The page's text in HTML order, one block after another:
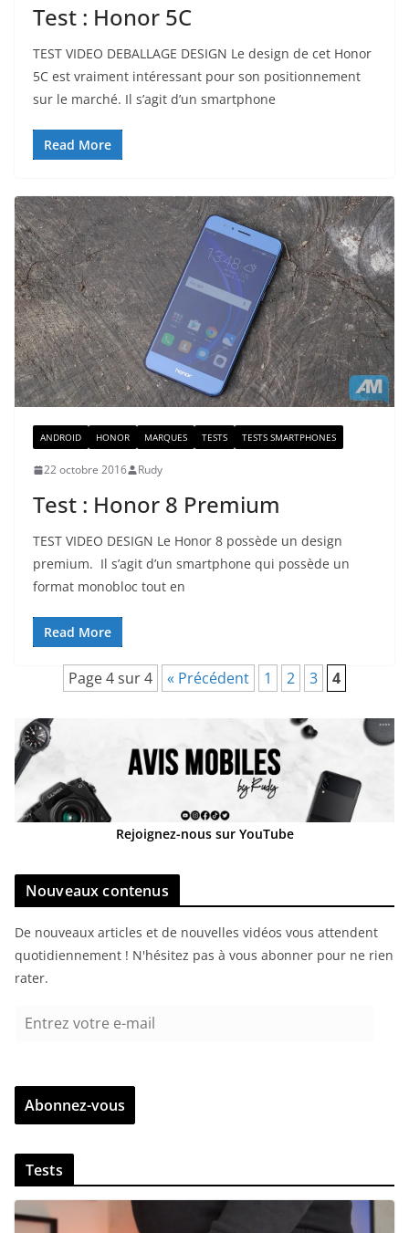
Test : Honor 5C
TEST VIDEO DEBALLAGE DESIGN Le design de cet Honor
5C est vraiment intéressant pour son positionnement
sur le marché. Il s’agit d’un smartphone
Read More
ANDROID HONOR MARQUES TESTS TESTS SMARTPHONES
22 octobre 2016 Rudy
Test : Honor 8 Premium
TEST VIDEO DESIGN Le Honor 8 possède un design
premium. Il s’agit d’un smartphone qui possède un
format monobloc tout en
Read More
Page 4 sur 4 « Précédent 1 2 3 4
Rejoignez-nous sur YouTube
Nouveaux contenus
De nouveaux articles et de nouvelles vidéos vous attendent
quotidiennement ! N'hésitez pas à vous abonner pour ne rien
rater.
r
z
v
t
r
Abonnez-vous
Tests